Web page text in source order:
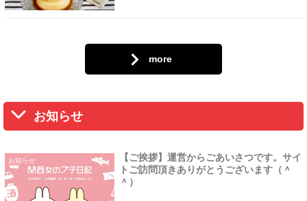
more
お知らせ
お知らせ
【ご挨拶】運営からごあいさつです。サイ
トご訪問頂きありがとうございます（＾
＾）